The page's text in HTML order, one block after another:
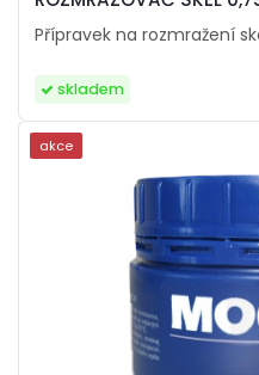
Přípravek na rozmražení
skladem
akce